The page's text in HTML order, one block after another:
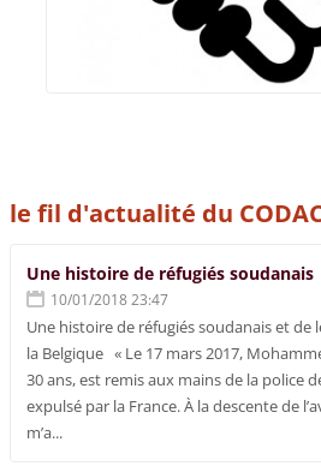
le fil d'actualité du
Une histoire de réfugiés soudanais
10/01/2018 23:47
Une histoire de réfugiés soudanais et de
la Belgique « Le 17 mars 2017,
30 ans, est remis aux mains de la police
expulsé par la France. À la descente de
m’a...